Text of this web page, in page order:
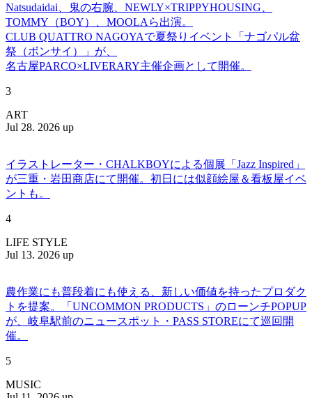
Natsudaidai、鬼の右腕、NEWLY×TRIPPYHOUSING、
TOMMY（BOY）、MOOLAら出演。
CLUB QUATTRO NAGOYAで夏祭りイベント「ナゴパル盆
祭（ボンサイ）」が、
名古屋PARCO×LIVERARY主催企画として開催。
3
ART
Jul 28. 2026 up
イラストレーター・CHALKBOYによる個展「Jazz Inspired」
が三重・岩田商店にて開催。初日には似顔絵屋＆看板屋イベ
ントも。
4
LIFE STYLE
Jul 13. 2026 up
農作業にも普段着にも使える、新しい価値を持ったプロダク
トを提案。「UNCOMMON PRODUCTS」のローンチPOPUP
が、岐阜駅前のニュースポット・PASS STOREにて巡回開
催。
5
MUSIC